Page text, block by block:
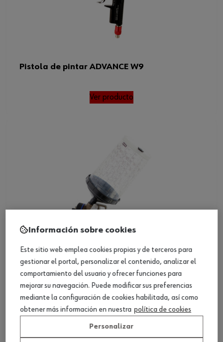
Pistola de pintar ADVANCE W9
Ver producto
Pistola para pintar SATAJET 5500X
Ver producto
Información sobre cookies
Este sitio web emplea cookies propias y de terceros para
gestionar el portal, personalizar el contenido, analizar el
comportamiento del usuario y ofrecer funciones para
mejorar su navegación. Puede modificar sus preferencias
mediante la configuración de cookies habilitada, así como
obtener más información en nuestra política de cookies
Personalizar